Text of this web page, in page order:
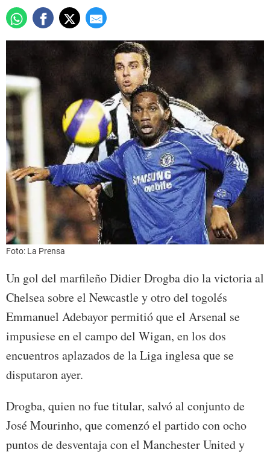
Foto: La Prensa
Un gol del marfileño Didier Drogba dio la victoria al
Chelsea sobre el Newcastle y otro del togolés
Emmanuel Adebayor permitió que el Arsenal se
impusiese en el campo del Wigan, en los dos
encuentros aplazados de la Liga inglesa que se
disputaron ayer.
Drogba, quien no fue titular, salvó al conjunto de
José Mourinho, que comenzó el partido con ocho
puntos de desventaja con el Manchester United y